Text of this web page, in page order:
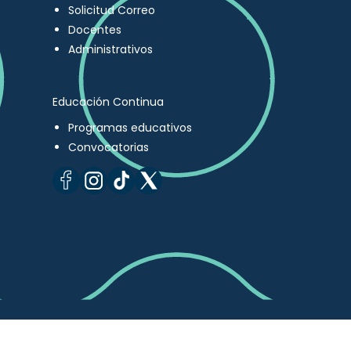
Solicitud Correo
Docentes
Administrativos
Educación Continua
Programas educativos
Convocatorias